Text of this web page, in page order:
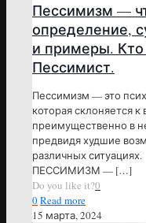
Пессимизм —
определение,
и примеры. Кто
Пессимист.
Пессимизм — это
которая склоняется
преимущественно в
предвидя худшие
различных
ПЕССИМИЗМ — […]
Do you like it?0
0Read more
15 марта, 2024